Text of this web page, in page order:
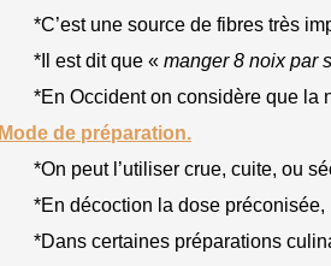
*C’est une source de fibres très
*Il est dit que « manger 8 noix par
*En Occident on considère que la
Mode de préparation.
*On peut l’utiliser crue, cuite, ou
*En décoction la dose
*Dans certaines préparations